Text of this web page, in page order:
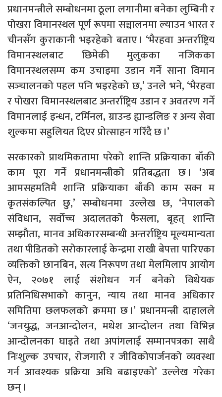
प्रधानमन्त्रीले सम्बोधनमा ठूला लगानीमा बनेका लुम्बिनी र
पोखरा विमानस्थल पूर्ण रूपमा सञ्चालनमा ल्याउन भारत र
चीनसँग कुराकानी भइरहेको बताए । ‘भैरहवा अन्तर्राष्ट्रिय
विमानस्थलबाट छिमेकी मुलुकका नजिकका
विमानस्थलसम्म कम उचाइमा उडान गर्ने साना विमान
सञ्‍चालनको पहल पनि भइरहेको छ,’ उनले भने, ‘भैरहवा
र पोखरा विमानस्थलबाट अन्तर्राष्ट्रिय उडान र अवतरण गर्ने
विमानलाई इन्धन, टर्मिनल, ग्राउन्ड ह्यान्डलिङ र अन्य सेवा
शुल्कमा सहुलियत दिएर प्रोत्साहन गरिँदै छ ।’
सरकारको प्राथमिकतामा परेको शान्ति प्रक्रियाका बाँकी
काम पूरा गर्ने प्रधानमन्त्रीको प्रतिबद्धता छ । ‘अब
आमसहमतिमै शान्ति प्रक्रियाका बाँकी काम सक्न म
कृतसंकल्पित छु,’ सम्बोधनमा उल्लेख छ, ‘नेपालको
संविधान, सर्वोच्च अदालतको फैसला, बृहत् शान्ति
सम्झौता, मानव अधिकारसम्बन्धी अन्तर्राष्ट्रिय मूल्यमान्यता
तथा पीडितको सरोकारलाई केन्द्रमा राखी बेपत्ता पारिएका
व्यक्तिको छानबिन, सत्य निरूपण तथा मेलमिलाप आयोग
ऐन, २०७१ लाई संशोधन गर्न बनेको विधेयक
प्रतिनिधिसभाको कानुन, न्याय तथा मानव अधिकार
समितिमा छलफलको क्रममा छ ।’ प्रधानमन्त्री दाहालले
‘जनयुद्ध, जनआन्दोलन, मधेश आन्दोलन तथा विभिन्न
आन्दोलनका घाइते तथा अपांगलाई सम्मानपत्रका साथै
निःशुल्क उपचार, रोजगारी र जीविकोपार्जनको व्यवस्था
गर्न आवश्यक प्रक्रिया अघि बढाइएको’ उल्लेख गरेका
छन् ।